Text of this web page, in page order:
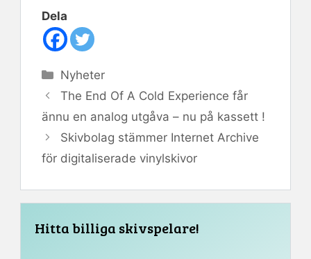
Dela
Kategorier
Nyheter
The End Of A Cold Experience får
ännu en analog utgåva – nu på kassett !
Skivbolag stämmer Internet Archive
för digitaliserade vinylskivor
Hitta billiga skivspelare!